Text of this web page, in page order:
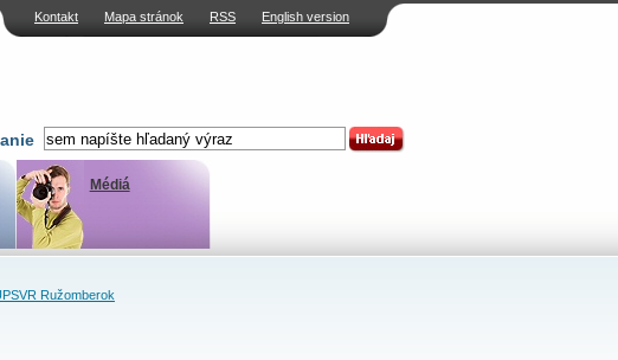
Kontakt Mapa stránok RSS English version
Médiá
Ružomberok